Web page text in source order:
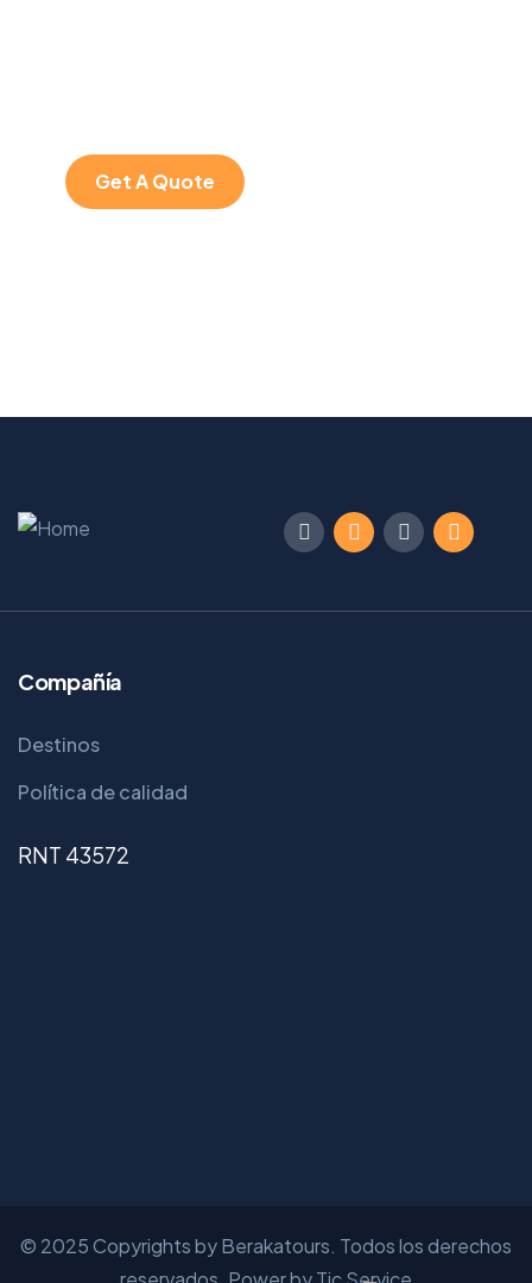
Get A Quote
Compañía
Destinos
Política de calidad
RNT 43572
© 2025 Copyrights by Berakatours. Todos los derechos